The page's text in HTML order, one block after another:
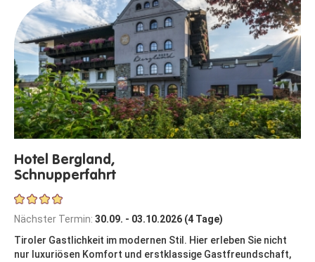
Hotel Bergland,
Schnupperfahrt
Nächster Termin: 30.09. - 03.10.2026 (4 Tage)
Tiroler Gastlichkeit im modernen Stil. Hier erleben Sie nicht
nur luxuriösen Komfort und erstklassige Gastfreundschaft,